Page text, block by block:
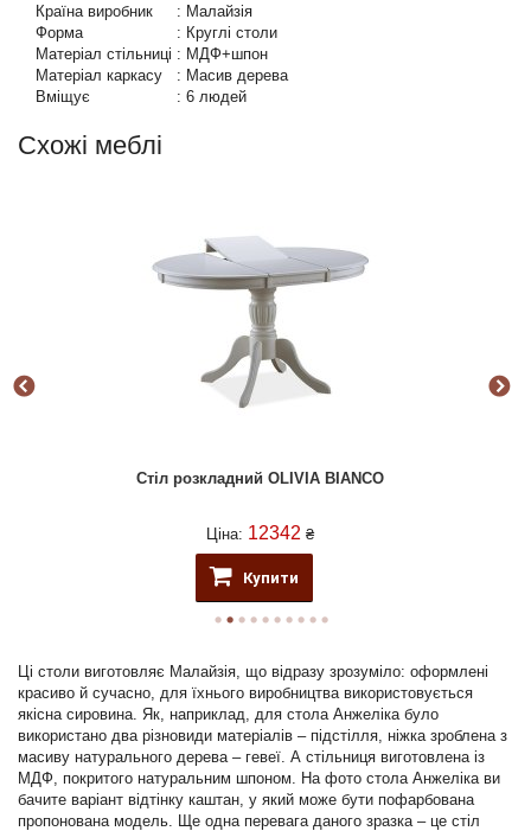
Країна виробник
: Малайзія
Форма
: Круглі столи
Матеріал стільниці : МДФ+шпон
Матеріал каркасу
: Масив дерева
Вміщує
: 6 людей
Схожі меблі
Стіл розкладний OLIVIA BIANCO
Ціна: 12342 ₴
Купити
Ці столи виготовляє Малайзія, що відразу зрозуміло: оформлені
красиво й сучасно, для їхнього виробництва використовується
якісна сировина. Як, наприклад, для стола Анжеліка було
використано два різновиди матеріалів – підстілля, ніжка зроблена з
масиву натурального дерева – гевеї. А стільниця виготовлена із
МДФ, покритого натуральним шпоном. На фото стола Анжеліка ви
бачите варіант відтінку каштан, у який може бути пофарбована
пропонована модель. Ще одна перевага даного зразка – це стіл